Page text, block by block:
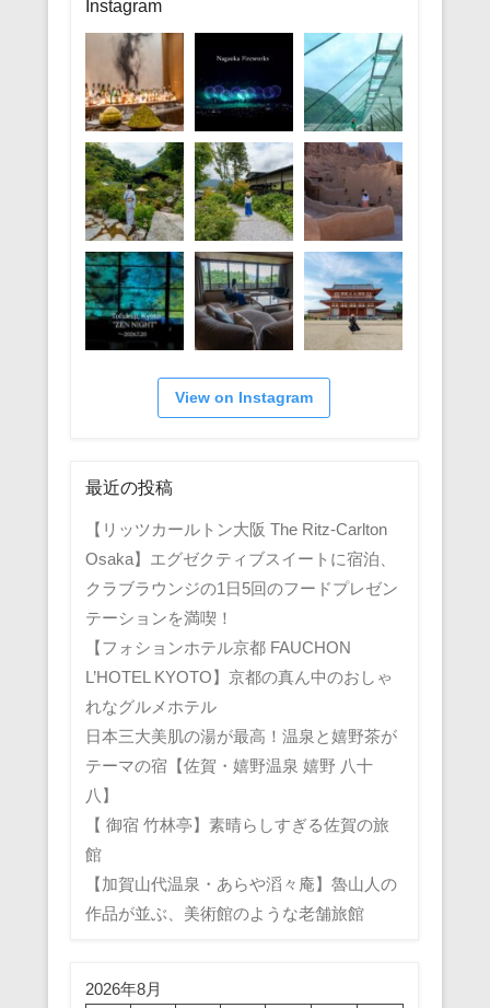
ー
Instagram
View on Instagram
最近の投稿
【リッツカールトン大阪 The Ritz-Carlton
Osaka】エグゼクティブスイートに宿泊、
クラブラウンジの1日5回のフードプレゼン
テーションを満喫！
【フォションホテル京都 FAUCHON
L’HOTEL KYOTO】京都の真ん中のおしゃ
れなグルメホテル
日本三大美肌の湯が最高！温泉と嬉野茶が
テーマの宿【佐賀・嬉野温泉 嬉野 八十
八】
【 御宿 竹林亭】素晴らしすぎる佐賀の旅
館
【加賀山代温泉・あらや滔々庵】魯山人の
作品が並ぶ、美術館のような老舗旅館
2026年8月